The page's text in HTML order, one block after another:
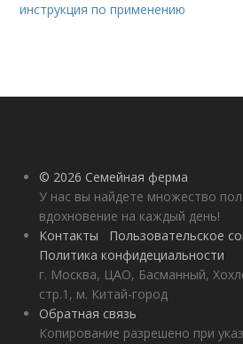
инструкция по применению
© 2026 Семейная ферма
У нас вы найдете множество
вдохновение на каждый день!
Контакты
Пользовательское
Политика конфидециальности
г. Москва, ЦАО, Басманный,
стр.1, м. Китай-город
Обратная связь
Копирование разрешено при